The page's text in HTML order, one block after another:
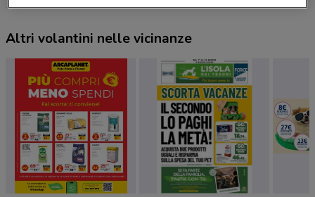
Altri volantini nelle vicinanze